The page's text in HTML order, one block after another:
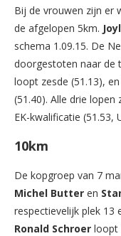
Bij de vrouwen zijn er
de afgelopen 5km.
schema 1.09.15. De
doorgestoten naar de
loopt zesde (51.13), en
(51.40). Alle drie
EK-kwalificatie (51.53,
10km
De kopgroep van 7
Michel Butter en
respectievelijk plek 13
Ronald Schroer loopt